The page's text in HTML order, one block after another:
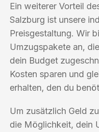
Ein weiterer Vorteil
Salzburg ist unsere
Preisgestaltung. Wir
Umzugspakete an,
dein Budget
Kosten sparen und
erhalten, den du
Um zusätzlich Geld
die Möglichkeit, dein